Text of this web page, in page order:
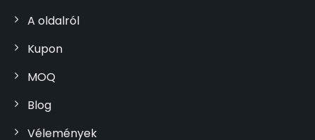
A oldalról
Kupon
MOQ
Blog
Vélemények